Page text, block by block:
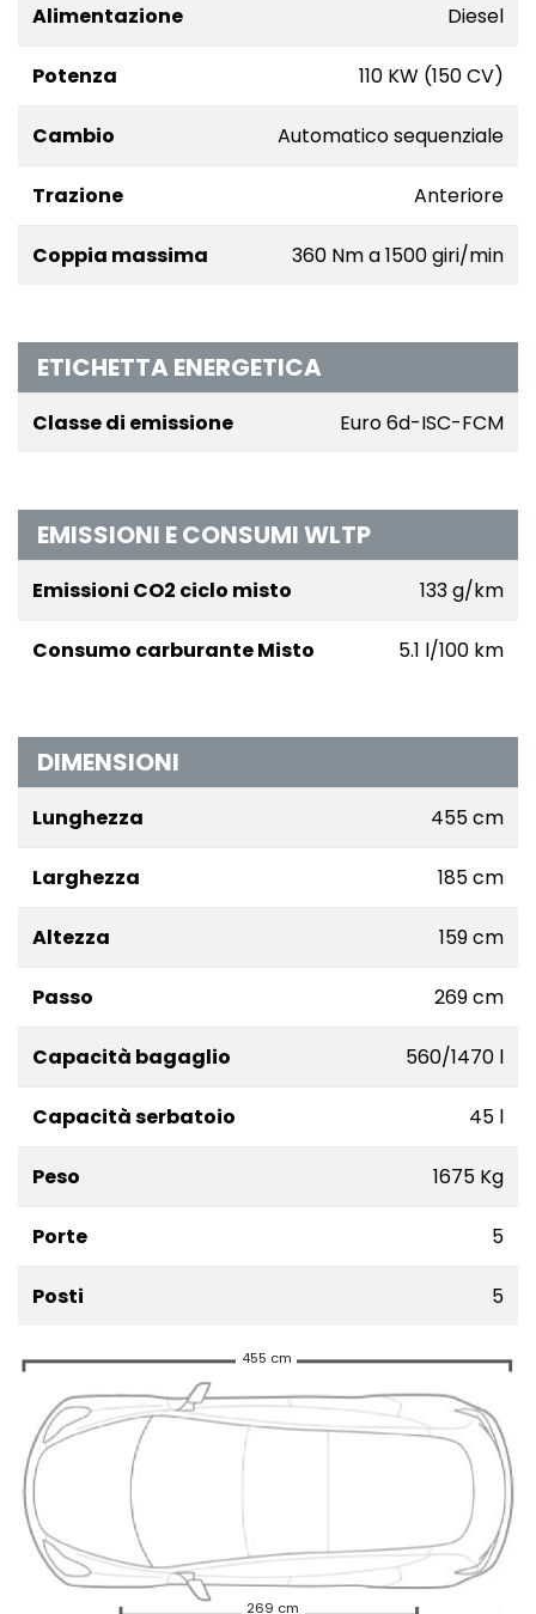
Alimentazione Diesel
Potenza 110 KW (150 CV)
Cambio Automatico sequenziale
Trazione Anteriore
Coppia massima 360 Nm a 1500 giri/min
ETICHETTA ENERGETICA
Classe di emissione Euro 6d-ISC-FCM
EMISSIONI E CONSUMI WLTP
Emissioni CO2 ciclo misto 133 g/km
Consumo carburante Misto 5.1 l/100 km
DIMENSIONI
Lunghezza 455 cm
Larghezza 185 cm
Altezza 159 cm
Passo 269 cm
Capacità bagaglio 560/1470 l
Capacità serbatoio 45 l
Peso 1675 Kg
Porte 5
Posti 5
455 cm
269 cm